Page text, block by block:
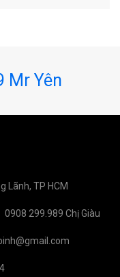
Mr Yên
Lãnh, TP HCM
0908 299.989 Chị Giàu